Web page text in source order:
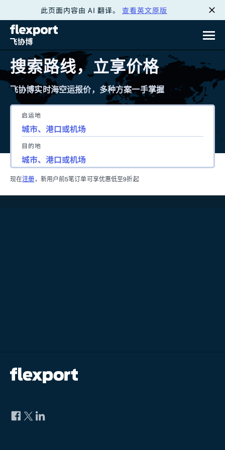
此页面内容由 AI 翻译。 查看英文原版
搜索路线，立享价格
飞协博实时海空运报价，多种方案一手掌握
启运地
目的地
现在注册 ，新用户前5笔订单可享优惠低至9折起